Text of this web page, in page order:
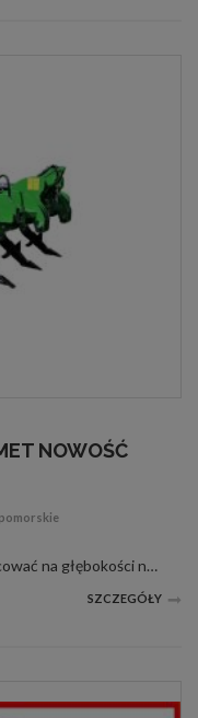
NOWOŚĆ
Pług dłutowy naszej produkcji może pracować na głębokości nawet do 55 cm co pozwala to na spulchnienie warstwy podornej. Taki zabieg polepsza przesiąkanie wody oraz oddychanie gleby, czego skutkiem jest ożywienie całej gleby i szybszy wzrost ...
SZCZEGÓŁY